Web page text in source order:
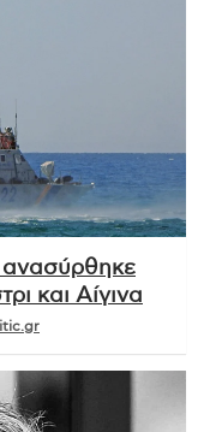
ανασύρθηκε
και Αίγινα